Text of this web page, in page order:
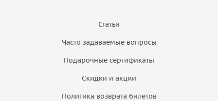
Статьи
Часто задаваемые вопросы
Подарочные сертификаты
Скидки и акции
Политика возврата билетов